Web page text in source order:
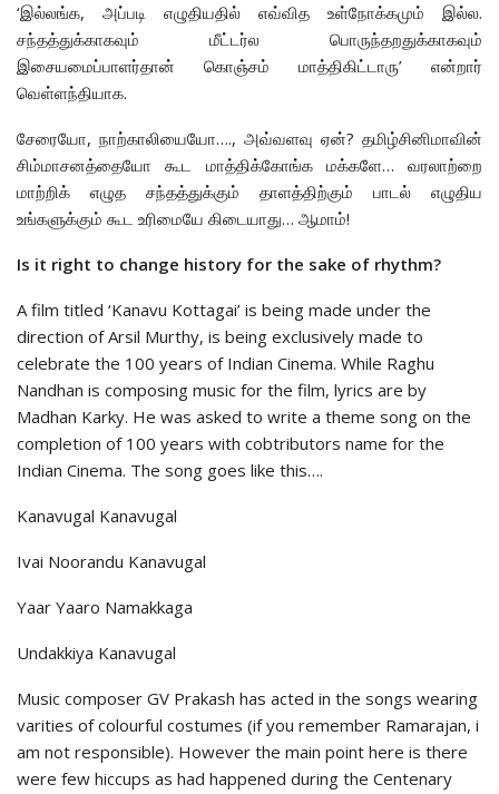
‘இல்லங்க, அப்படி எழுதியதில் எவ்வித உள்நோக்கமும் இல்ல.
சந்தத்துக்காகவும் மீட்டர்ல பொருந்தறதுக்காகவும்
இசையமைப்பாளர்தான் கொஞ்சம் மாத்திகிட்டாரு’ என்றார்
வெள்ளந்தியாக.
சேரையோ, நாற்காலியையோ…., அவ்வளவு ஏன்? தமிழ்சினிமாவின்
சிம்மாசனத்தையோ கூட மாத்திக்கோங்க மக்களே… வரலாற்றை
மாற்றிக் எழுத சந்தத்துக்கும் தாளத்திற்கும் பாடல் எழுதிய
உங்களுக்கும் கூட உரிமையே கிடையாது… ஆமாம்!
Is it right to change history for the sake of rhythm?
A film titled ‘Kanavu Kottagai’ is being made under the
direction of Arsil Murthy, is being exclusively made to
celebrate the 100 years of Indian Cinema. While Raghu
Nandhan is composing music for the film, lyrics are by
Madhan Karky. He was asked to write a theme song on the
completion of 100 years with cobtributors name for the
Indian Cinema. The song goes like this….
Kanavugal Kanavugal
Ivai Noorandu Kanavugal
Yaar Yaaro Namakkaga
Undakkiya Kanavugal
Music composer GV Prakash has acted in the songs wearing
varities of colourful costumes (if you remember Ramarajan, i
am not responsible). However the main point here is there
were few hiccups as had happened during the Centenary